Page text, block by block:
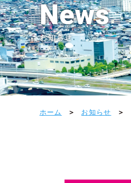
News
お知らせ
ホーム お知らせ